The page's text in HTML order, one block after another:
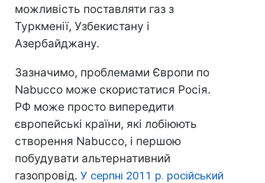
можливість поставляти газ з
Туркменії, Узбекистану і
Азербайджану.
Зазначимо, проблемами Європи по
Nabucco може скористатися Росія.
РФ може просто випередити
європейські країни, які лобіюють
створення Nabucco, і першою
побудувати альтернативний
газопровід. У серпні 2011 р. російський